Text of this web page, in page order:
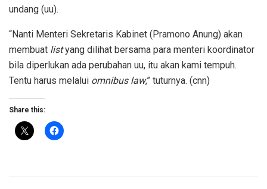
undang (uu).
“Nanti Menteri Sekretaris Kabinet (Pramono Anung) akan
membuat listyang dilihat bersama para menteri koordinator
bila diperlukan ada perubahan uu, itu akan kami tempuh.
Tentu harus melalui omnibus law,” tuturnya. (cnn)
Share this: